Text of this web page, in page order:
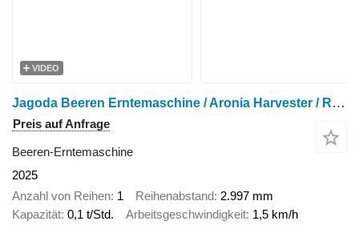
VIDEO
Jagoda Beeren Erntemaschine / Aronia Harvester / Récolteuse de cassis J
Preis auf Anfrage
Beeren-Erntemaschine
2025
Anzahl von Reihen 1 Reihenabstand 2.997 mm
Kapazität 0,1 t/Std. Arbeitsgeschwindigkeit 1,5 km/h